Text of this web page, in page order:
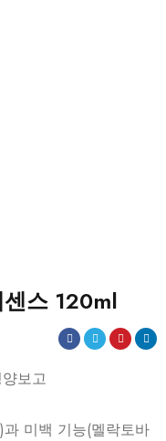
스 120ml
보고
미백 기능(멜락토바